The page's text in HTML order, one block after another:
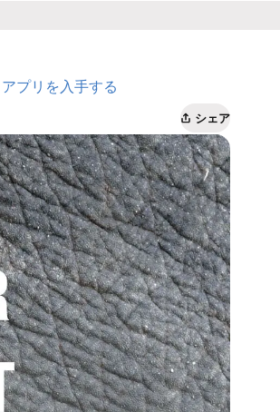
アプリを入手する
シェア